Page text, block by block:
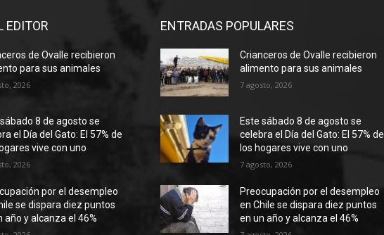
EDITOR
de Ovalle recibieron
para sus animales
2026
8 de agosto se
el Día del Gato: El 57% de
vive con uno
2026
por el desempleo
se dispara diez puntos
año y alcanza el 46%
ENTRADAS POPULARES
Crianceros de Ovalle recibieron
alimento para sus animales
7 agosto, 2026
Este sábado 8 de agosto se
celebra el Día del Gato: El 57% de
los hogares vive con uno
7 agosto, 2026
Preocupación por el desempleo
en Chile se dispara diez puntos
en un año y alcanza el 46%